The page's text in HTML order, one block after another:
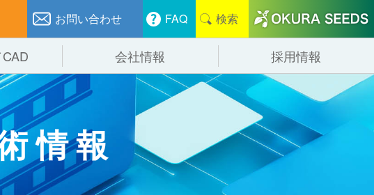
お問い合わせ FAQ 検索
仕分けシステム
保管システム
物流
食品
会社情報
会社概要
事業紹介
採用情報
情報